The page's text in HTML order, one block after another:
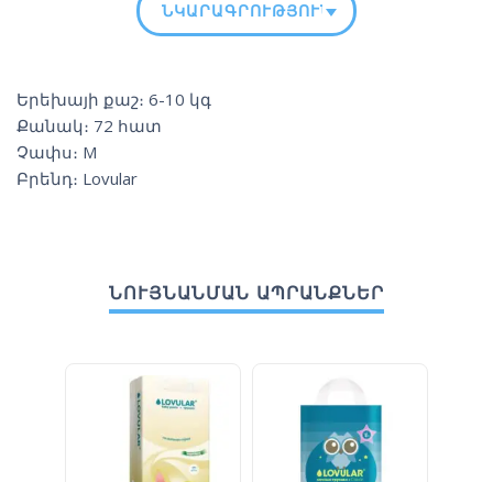
ՆԿԱՐԱԳՐՈՒԹՅՈՒՆ
Երեխայի քաշ։ 6-10 կգ
Քանակ։ 72 հատ
Չափս։ M
Բրենդ։ Lovular
ՆՈՒՅՆԱՆՄԱՆ ԱՊՐԱՆՔՆԵՐ